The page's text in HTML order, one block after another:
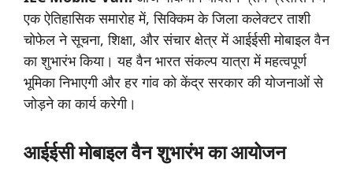
एक ऐतिहासिक समारोह में, सिक्किम के जिला कलेक्टर ताशी
चोफेल ने सूचना, शिक्षा, और संचार क्षेत्र में आईईसी मोबाइल वैन
का शुभारंभ किया। यह वैन भारत संकल्प यात्रा में महत्वपूर्ण
भूमिका निभाएगी और हर गांव को केंद्र सरकार की योजनाओं से
जोड़ने का कार्य करेगी।
आईईसी मोबाइल वैन शुभारंभकाआयोजन